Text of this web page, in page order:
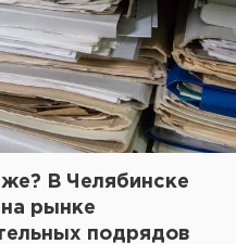
В Челябинске
рынке
подрядов